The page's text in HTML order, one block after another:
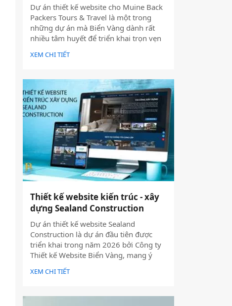
Dự án thiết kế website cho Muine Back
Packers Tours & Travel là một trong
những dự án mà Biển Vàng dành rất
nhiều tâm huyết để triển khai trọn vẹn
cả về giao diện, trải nghiệm người dùng
và hiệu quả vận hành thực tế.
XEM CHI TIẾT
Thiết kế website kiến trúc - xây
dựng Sealand Construction
Dự án thiết kế website Sealand
Construction là dự án đầu tiên được
triển khai trong năm 2026 bởi Công ty
Thiết kế Website Biển Vàng, mang ý
nghĩa mở đầu cho một năm phát triển
mới với định hướng chuyên nghiệp, bài
XEM CHI TIẾT